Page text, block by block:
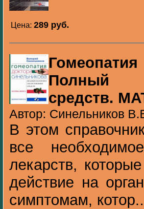
Цена: 289 pуб.
Полный
средств.
Автор: Синельников
В этом
все
лекарств,
действие на
симптомам,